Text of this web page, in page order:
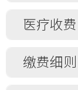
医疗收费
缴费细则